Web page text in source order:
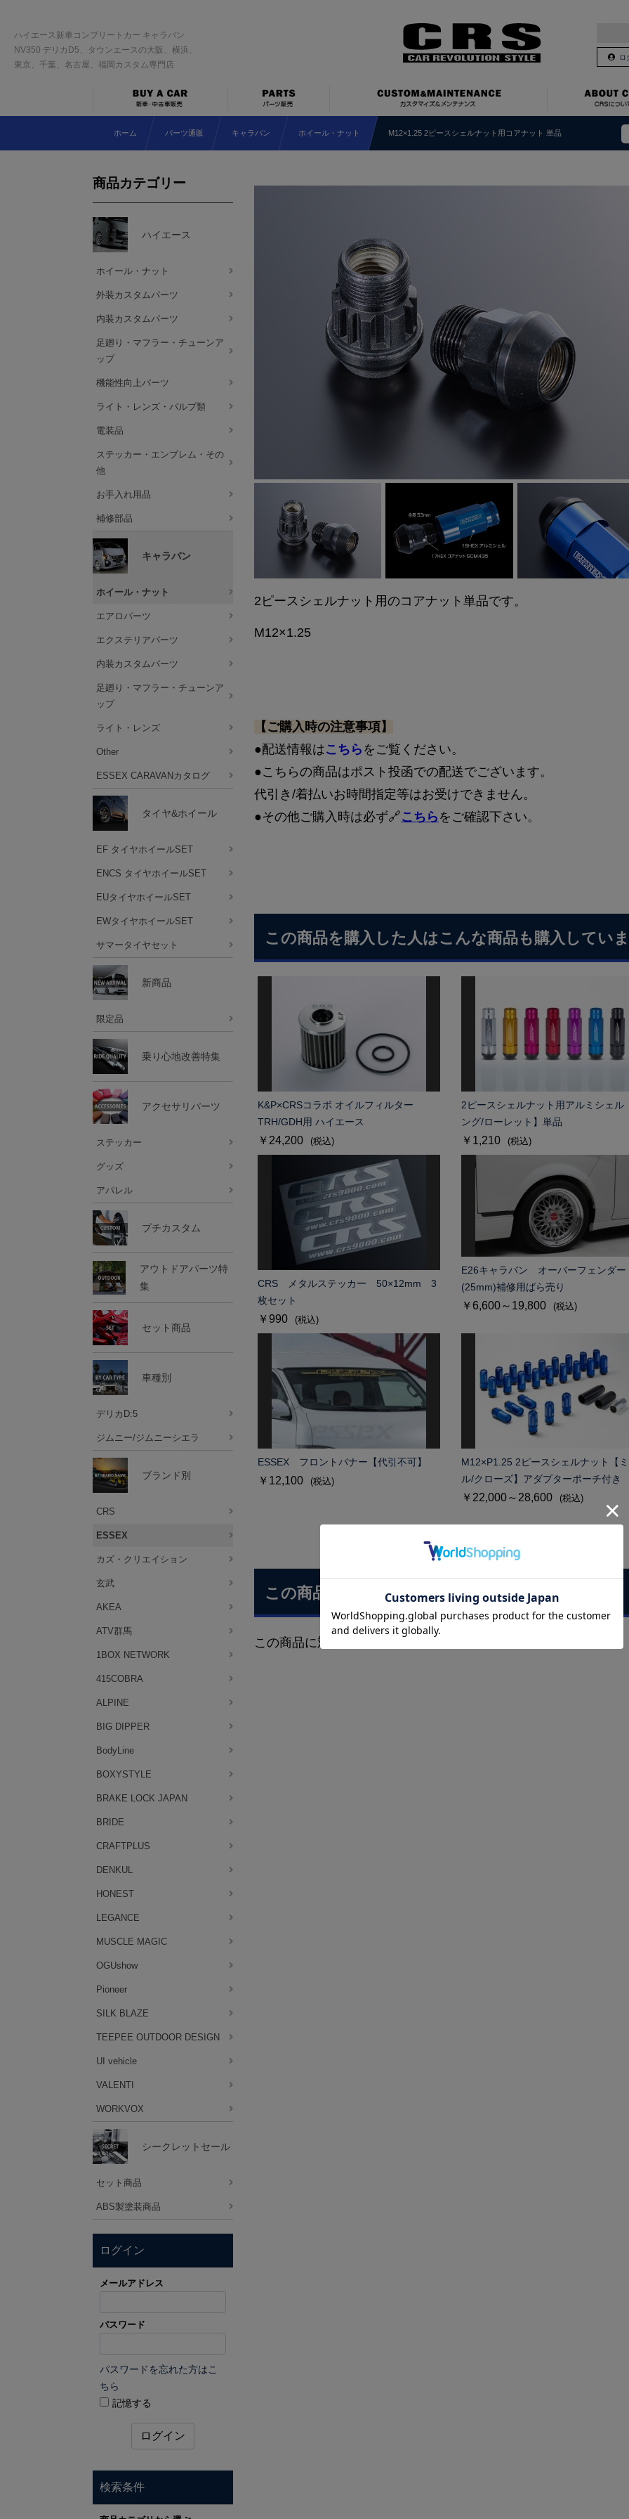
ハイエース新車コンプリートカー キャラバン
NV350 デリカD5、タウンエースの大阪、横浜、
東京、千葉、名古屋、福岡カスタム専門店
ロ
ホーム パーツ通販 キャラバン ホイール・ナット M12×1.25 2ピースシェルナット用コアナット 単品
2ピースシェルナット用のコアナット 単品です。
M12×1.25
【ご購入時の注意事項】
●配送情報は こちら をご覧ください。
●こちらの商品はポスト投函での配送でございます。
代引き/着払いお時間指定等はお受けできません。
●その他ご購入時は必ず🔗こちら をご確認下さい。
この商品を購入した人はこんな商品も購入してい
K&P×CRSコラボ オイルフィルター
TRH/GDH用 ハイエース
￥24,200 (税込)
2ピースシェルナット用アルミシェル
ング/ローレット】単品
￥1,210 (税込)
CRS メタルステッカー 50×12mm 3
枚セット
￥990 (税込)
E26キャラバン オーバーフェンダー
(25mm)補修用ばら売り
￥6,600～19,800 (税込)
ESSEX フロントバナー【代引不可】
￥12,100 (税込)
M12×P1.25 2ピースシェルナット【
ル/クローズ】アダプターポーチ付き
￥22,000～28,600 (税込)
この商品に対するお客様の声
この商品に対するご感想をぜひお寄せください。
商品カテゴリー
ハイエース
ホイール・ナット
外装カスタムパーツ
内装カスタムパーツ
足廻り・マフラー・チューンア
ップ
機能性向上パーツ
ライト・レンズ・バルブ類
電装品
ステッカー・エンブレム・その
他
お手入れ用品
補修部品
キャラバン
ホイール・ナット
エアロパーツ
エクステリアパーツ
内装カスタムパーツ
足廻り・マフラー・チューンア
ップ
ライト・レンズ
Other
ESSEX CARAVANカタログ
タイヤ&ホイール
EF タイヤホイールSET
ENCS タイヤホイールSET
EUタイヤホイールSET
EWタイヤホイールSET
サマータイヤセット
新商品
限定品
乗り心地改善特集
アクセサリパーツ
ステッカー
グッズ
アパレル
プチカスタム
アウトドアパーツ特
集
セット商品
車種別
デリカD:5
ジムニー/ジムニーシエラ
ブランド別
CRS
ESSEX
カズ・クリエイション
玄武
AKEA
ATV群馬
1BOX NETWORK
415COBRA
ALPINE
BIG DIPPER
BodyLine
BOXYSTYLE
BRAKE LOCK JAPAN
BRIDE
CRAFTPLUS
DENKUL
HONEST
LEGANCE
MUSCLE MAGIC
OGUshow
Pioneer
SILK BLAZE
TEEPEE OUTDOOR DESIGN
UI vehicle
VALENTI
WORKVOX
シークレットセール
セット商品
ABS製塗装商品
ログイン
メールアドレス
パスワード
パスワードを忘れた方はこ
ちら
記憶する
ログイン
検索条件